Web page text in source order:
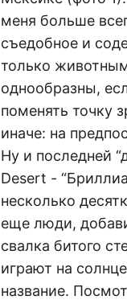
меня больше
съедобное и
только
однообразны,
поменять точку
иначе: на
Ну и последней
Desert -
несколько
еще люди,
свалка битого
играют на
название.